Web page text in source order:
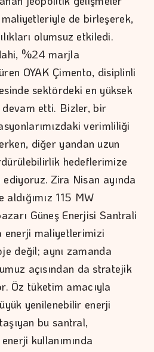
de birleşerek,
olumsuz etkiledi.
%24 marjla
OYAK Çimento, disiplinli
sektördeki en yüksek
etti. Bizler, bir
verimliliği
diğer yandan uzun
hedeflerimize
Zira Nisan ayında
115 MW
Güneş Enerjisi Santrali
enerji maliyetlerimizi
değil; aynı zamanda
açısından da stratejik
Öz tüketim amacıyla
yenilenebilir enerji
bu santral,
kullanımında